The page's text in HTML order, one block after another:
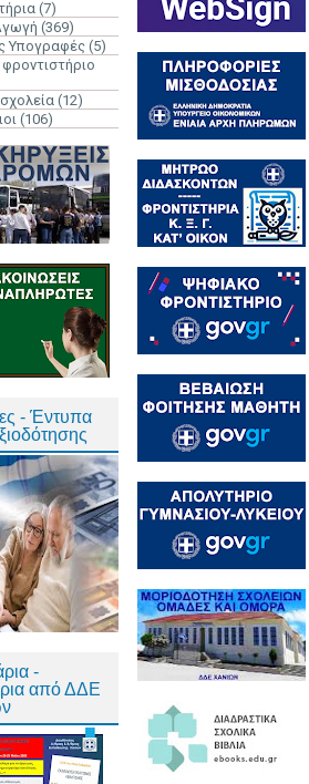
(7)
(369)
Υπογραφές (5)
(12)
(106)
- Έντυπα
-
από ΔΔΕ